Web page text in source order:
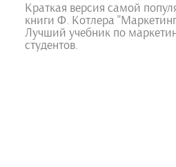
Краткая версия самой
книги Ф. Котлера
Лучший учебник по
студентов.